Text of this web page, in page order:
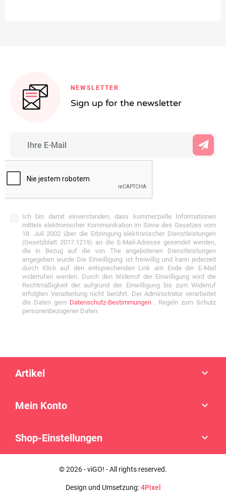
NEWSLETTER
Sign up for the newsletter
Ich bin damit einverstanden, dass kommerzielle Informationen
mittels elektronischer Kommunikation im Sinne des Gesetzes vom
18. Juli 2002 über die Erbringung elektronischer Dienstleistungen
(Gesetzblatt 2017.1219) an die E-Mail-Adresse gesendet werden,
die in Bezug auf die von The angebotenen Dienstleistungen
angegeben wurde Die Einwilligung ist freiwillig und kann jederzeit
durch Klick auf den entsprechenden Link am Ende der E-Mail
widerrufen werden. Durch den Widerruf der Einwilligung wird die
Rechtmäßigkeit der aufgrund der Einwilligung bis zum Widerruf
erfolgten Verarbeitung nicht berührt. Der Administrator verarbeitet
die Daten gemDatenschutz-Bestimmungen. Regeln zum Schutz
personenbezogener Daten.
Artikel 
Mein Konto 
Shop-Einstellungen 
© 2026 - viGO! - All rights reserved.
Design und Umsetzung:4Pixel